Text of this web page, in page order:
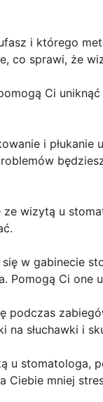
i którego
co sprawi, że
Ci
i
wizytą u
w gabinecie
Pomogą Ci one
podczas
słuchawki i
u stomatologa,
Ciebie mniej